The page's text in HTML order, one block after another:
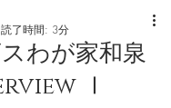
わが家和泉
Ⅰ
読了時間: 3分